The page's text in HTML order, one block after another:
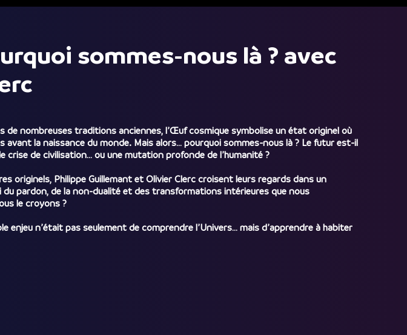
sommes-nous là ? avec
de nombreuses traditions anciennes, l’Œuf cosmique symbolise un état originel où
la naissance du monde. Mais alors… pourquoi sommes-nous là ? Le futur est-il
de civilisation… ou une mutation profonde de l’humanité ?
originels, Philippe Guillemant et Olivier Clerc croisent leurs regards dans un
du pardon, de la non-dualité et des transformations intérieures que nous
le croyons ?
n’était pas seulement de comprendre l’Univers… mais d’apprendre à habiter